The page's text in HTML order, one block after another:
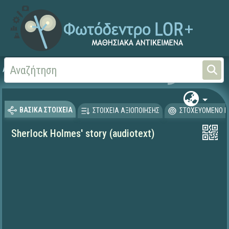
Αρχική Ξένες Γλώσσες -
ΒΑΣΙΚΑ ΣΤΟΙΧΕΙΑ ΣΤΟΙΧΕΙΑ ΑΞΙΟΠΟΙΗΣΗΣ ΣΤΟΧΕΥΟΜΕΝΟ
Sherlock Holmes' story (audiotext)